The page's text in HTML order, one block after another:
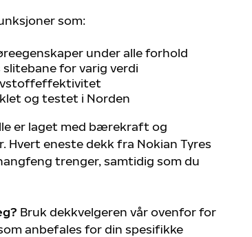
som:
under alle forhold
slitebane for varig verdi
og testet i Norden
er laget med bærekraft og
eneste dekk fra Nokian Tyres
trenger, samtidig som du
Bruk dekkvelgeren vår ovenfor for
anbefales for din spesifikke